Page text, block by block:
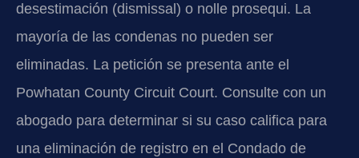
desestimación (dismissal) o nolle prosequi. La
mayoría de las condenas no pueden ser
eliminadas. La petición se presenta ante el
Powhatan County Circuit Court. Consulte con un
abogado para determinar si su caso califica para
una eliminación de registro en el Condado de